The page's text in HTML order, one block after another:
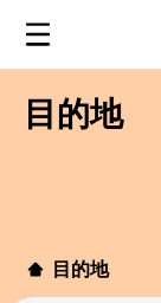
目的地
目的地